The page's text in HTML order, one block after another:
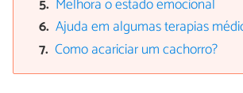
Melhora o estado emocional
Ajuda em algumas terapias
Como acariciar um cachorro?